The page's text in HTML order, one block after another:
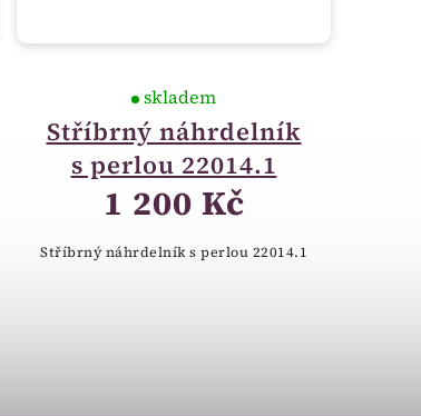
Stříbrný náhrdelník
s perlou 22014.1
skladem
1 200 Kč
Stříbrný náhrdelník s perlou 22014.1